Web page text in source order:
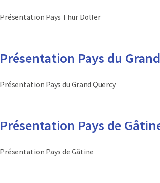
Présentation Pays Thur Doller
Présentation Pays du
Présentation Pays du Grand Quercy
Présentation Pays de
Présentation Pays de Gâtine